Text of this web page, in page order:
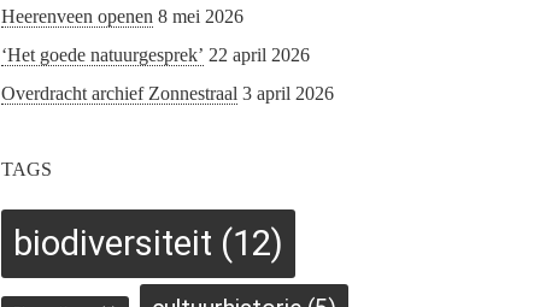
Heerenveen openen 8 mei 2026
‘Het goede natuurgesprek’ 22 april 2026
Overdracht archief Zonnestraal 3 april 2026
TAGS
biodiversiteit (12)